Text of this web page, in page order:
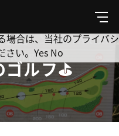
メ
ニ
ュ
ルフ⛳
追跡してもよろしいです
極めて重視しています。
場合は、当社のプライバシ
い。 Yes No